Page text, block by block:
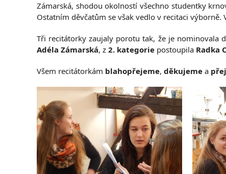
Zámarská, shodou okolností všechno studentky
Ostatním děvčatům se však vedlo v recitaci
Tři recitátorky zaujaly porotu tak, že je nominovala
Adéla Zámarská, z 2. kategorie postoupila Radka
Všem recitátorkám blahopřejeme, děkujeme a